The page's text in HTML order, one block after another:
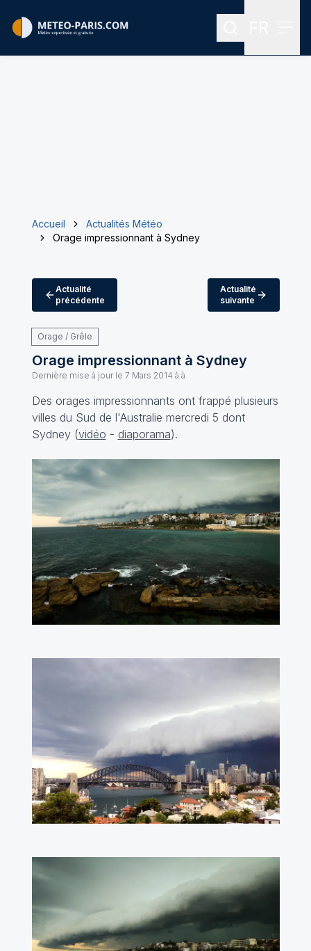
Rechercher
Accueil
Actualités Météo
Orage impressionnant à Sydney
Actualité
précédente
Actualité
suivante
Orage / Grêle
Orage impressionnant à Sydney
Dernière mise à jour le 7 Mars 2014 à à
Des orages impressionnants ont frappé plusieurs
villes du Sud de l'Australie mercredi 5 dont
Sydney (vidéo - diaporama).